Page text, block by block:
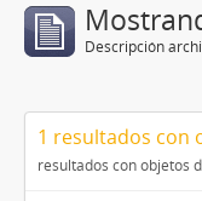
Descripción
1 resultados con
resultados con objetos